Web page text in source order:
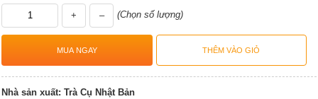
+ – (Chọn số lượng)
Nhà sản xuất: Trà Cụ Nhật Bản